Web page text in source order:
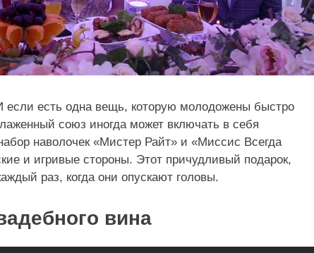
есть одна вещь, которую молодожены быстро
союз иногда может включать в себя
наволочек «Мистер Райт» и «Миссис Всегда
и игривые стороны. Этот причудливый подарок,
раз, когда они опускают головы.
вина